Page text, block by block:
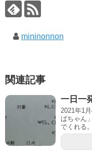
mininonnon
関連記事
一日一
2021年1
ばちゃん
でくれる